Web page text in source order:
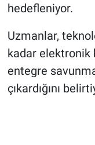
hedefleniyor.
Uzmanlar,
kadar elektronik
entegre
çıkardığını